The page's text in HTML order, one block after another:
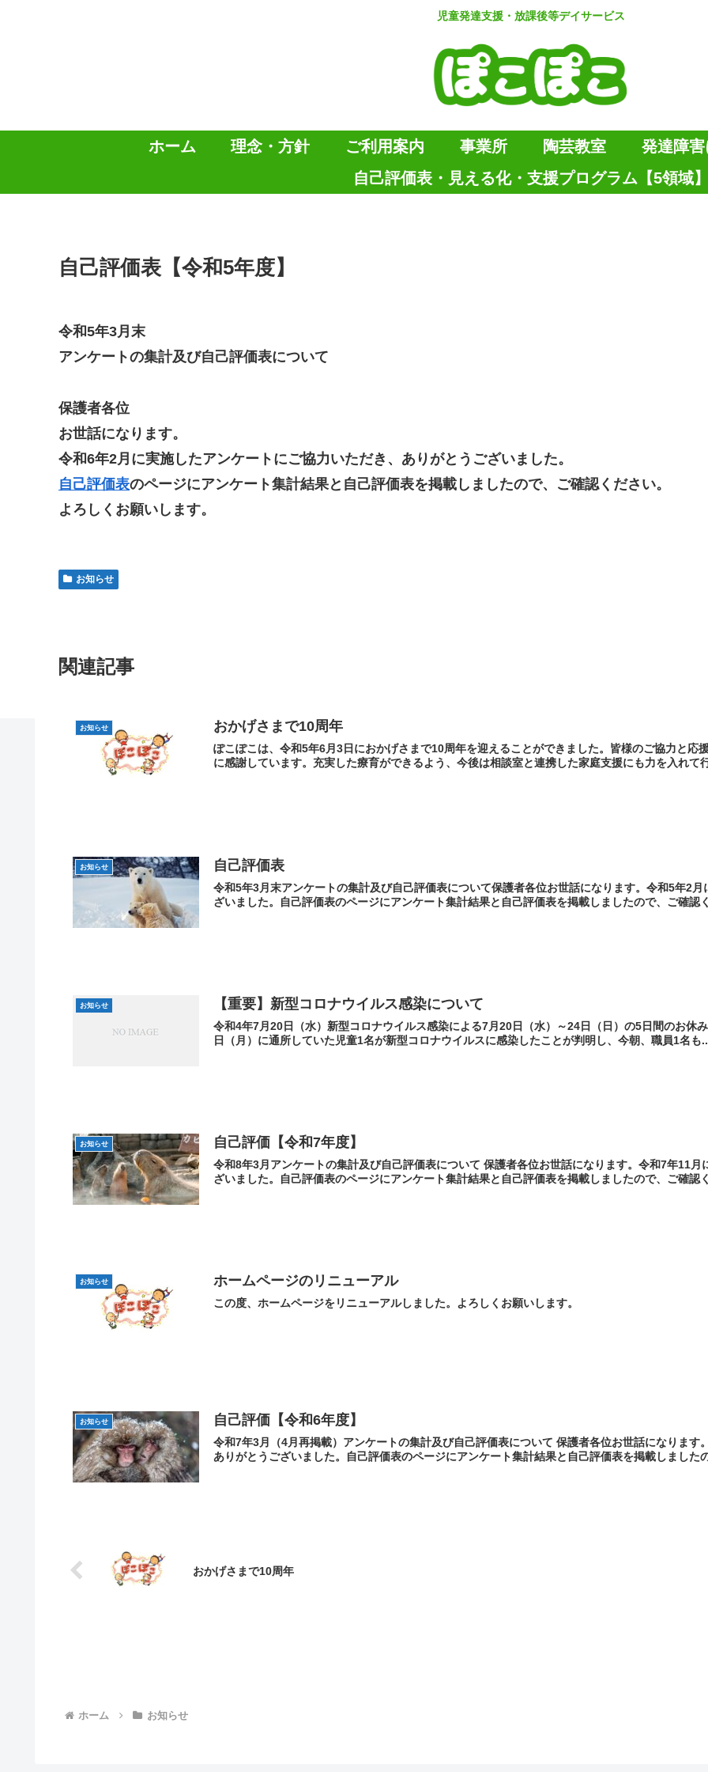
児童発達支援・放課後等デイサービス
ホーム 理念・方針 ご利用案内 事業所 陶芸教室
発達障
自己評価表・見える化・支援プログラム【5領域
自己評価表【令和5年度】
令和5年3月末
アンケートの集計及び自己評価表について
保護者各位
お世話になります。
令和6年2月に実施したアンケートにご協力いただき、ありがとうございました。
自己評価表のページにアンケート集計結果と自己評価表を掲載しましたので、ご確認ください。
よろしくお願いします。
お知らせ
関連記事
お知らせ おかげさまで10周年
ぽこぽこは、令和5年6月3日におかげさまで10周年を迎えることができました。皆様のご協力と応
に感謝しています。充実した療育ができるよう、今後は相談室と連携した家庭支援にも力を入れて
お知らせ 自己評価表
令和5年3月末アンケートの集計及び自己評価表について保護者各位お世話になります。令和5年2
ざいました。自己評価表のページにアンケート集計結果と自己評価表を掲載しましたので、ご確認
お知らせ 【重要】新型コロナウイルス感染について
令和4年7月20日（水）新型コロナウイルス感染による7月20日（水）～24日（日）の5日間のお休
日（月）に通所していた児童1名が新型コロナウイルスに感染したことが判明し、今朝、職員1名も
お知らせ 自己評価【令和7年度】
令和8年3月アンケートの集計及び自己評価表について 保護者各位お世話になります。令和7年11
ざいました。自己評価表のページにアンケート集計結果と自己評価表を掲載しましたので、ご確認
お知らせ ホームページのリニューアル
この度、ホームページをリニューアルしました。よろしくお願いします。
お知らせ 自己評価【令和6年度】
令和7年3月（4月再掲載）アンケートの集計及び自己評価表について 保護者各位お世話になりま
ありがとうございました。自己評価表のページにアンケート集計結果と自己評価表を掲載しました
おかげさまで10周年
ホーム お知らせ